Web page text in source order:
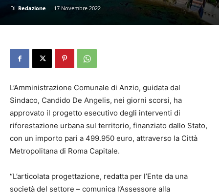
Di Redazione - 17 Novembre 2022
L’Amministrazione Comunale di Anzio, guidata dal
Sindaco, Candido De Angelis, nei giorni scorsi, ha
approvato il progetto esecutivo degli interventi di
riforestazione urbana sul territorio, finanziato dallo Stato,
con un importo pari a 499.950 euro, attraverso la Città
Metropolitana di Roma Capitale.
“L’articolata progettazione, redatta per l’Ente da una
società del settore – comunica l’Assessore alla